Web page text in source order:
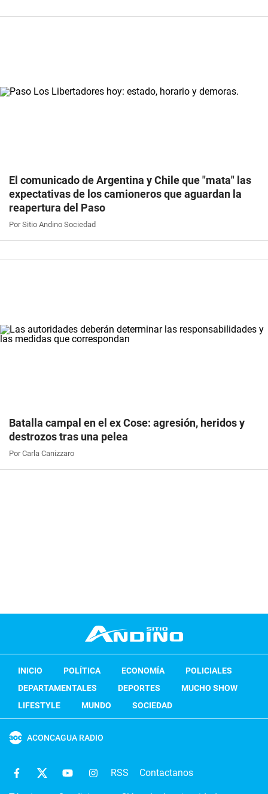
El comunicado de Argentina y Chile que "mata" las
expectativas de los camioneros que aguardan la
reapertura del Paso
Por Sitio Andino Sociedad
Batalla campal en el ex Cose: agresión, heridos y
destrozos tras una pelea
Por Carla Canizzaro
INICIO POLÍTICA ECONOMÍA
POLICIALES
DEPARTAMENTALES
DEPORTES
MUCHO SHOW
LIFESTYLE
MUNDO SOCIEDAD
ACONCAGUA RADIO
RSS Contactanos